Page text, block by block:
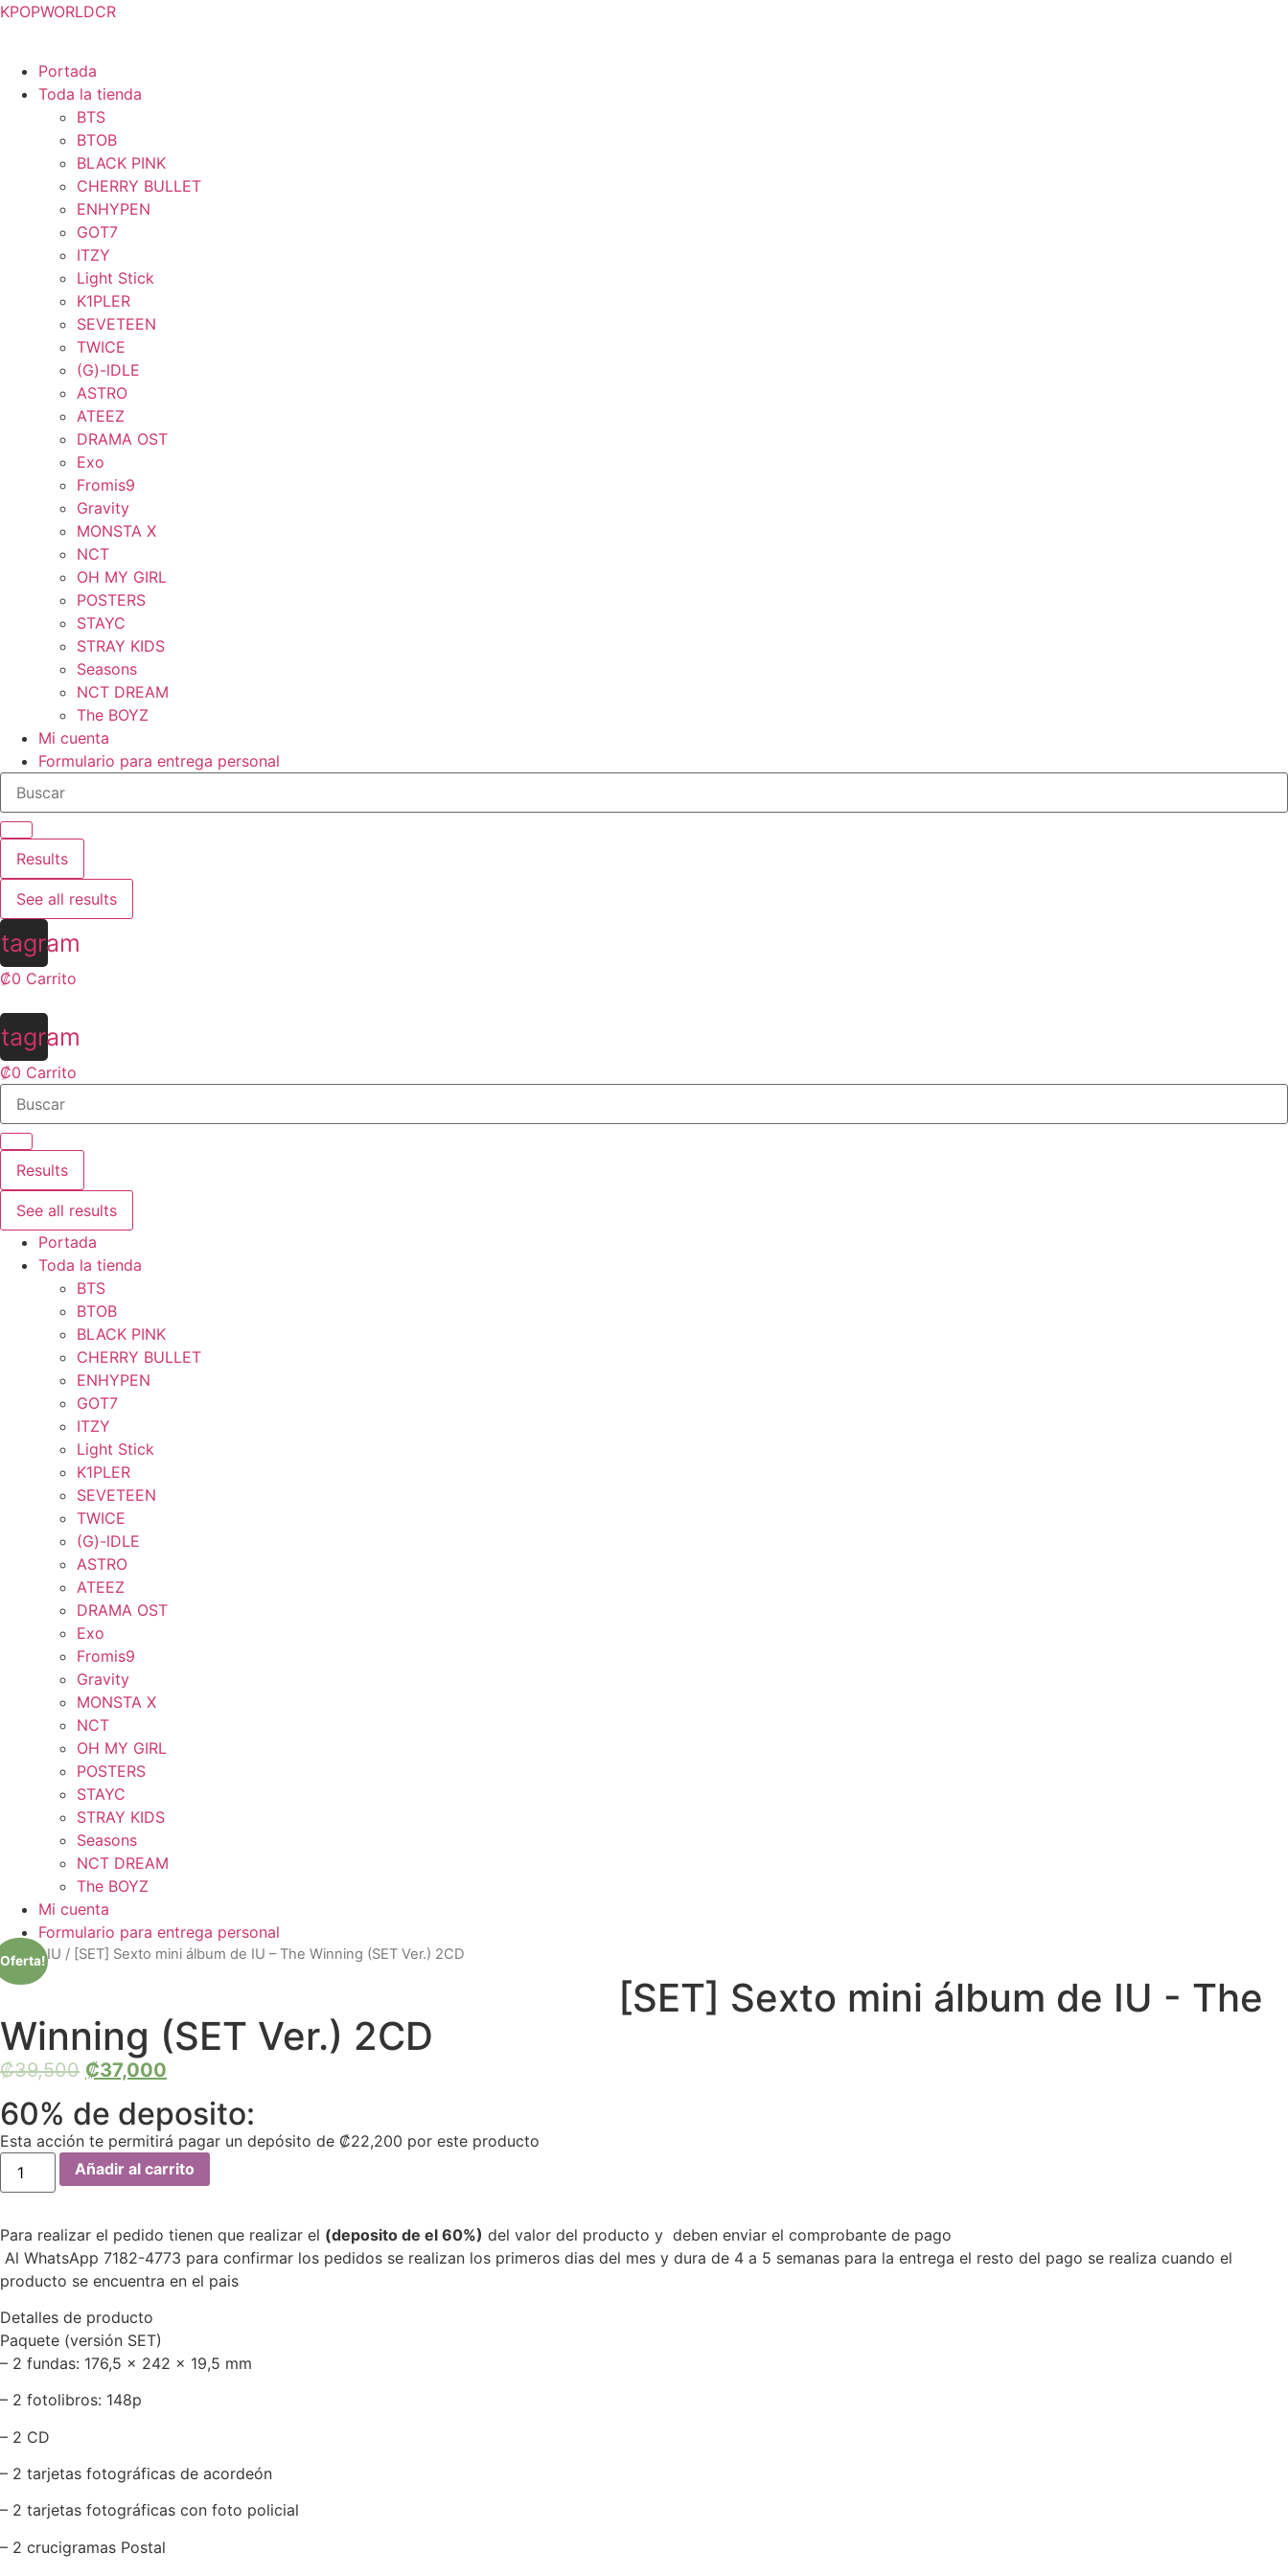
KPOPWORLDCR
Portada
Toda la tienda
BTS
BTOB
BLACK PINK
CHERRY BULLET
ENHYPEN
GOT7
ITZY
Light Stick
K1PLER
SEVETEEN
TWICE
(G)-lDLE
ASTRO
ATEEZ
DRAMA OST
Exo
Fromis9
Gravity
MONSTA X
NCT
OH MY GIRL
POSTERS
STAYC
STRAY KIDS
Seasons
NCT DREAM
The BOYZ
Mi cuenta
Formulario para entrega personal
Results
See all results
₡0 Carrito
₡0 Carrito
Results
See all results
Portada
Toda la tienda
BTS
BTOB
BLACK PINK
CHERRY BULLET
ENHYPEN
GOT7
ITZY
Light Stick
K1PLER
SEVETEEN
TWICE
(G)-lDLE
ASTRO
ATEEZ
DRAMA OST
Exo
Fromis9
Gravity
MONSTA X
NCT
OH MY GIRL
POSTERS
STAYC
STRAY KIDS
Seasons
NCT DREAM
The BOYZ
Mi cuenta
Formulario para entrega personal
Inicio/IU / [SET] Sexto mini álbum de IU – The Winning (SET Ver.) 2CD
[SET] Sexto mini álbum de IU - The
Winning (SET Ver.) 2CD
₡39,500 ₡37,000
60% de deposito:
Esta acción te permitirá pagar un depósito de ₡22,200 por este producto
[SET]
Sexto
mini
IU
The
Winning
(SET
Ver.)
2CD
cantidad
Añadir al carrito
Para realizar el pedido tienen que realizar el (deposito de el 60%) del valor del producto y deben enviar el comprobante de pago
Al WhatsApp 7182-4773 para confirmar los pedidos se realizan los primeros dias del mes y dura de 4 a 5 semanas para la entrega el resto del pago se realiza cuando el
producto se encuentra en el pais
Detalles de producto
Paquete (versión SET)
– 2 fundas: 176,5 x 242 x 19,5 mm
– 2 fotolibros: 148p
– 2 CD
– 2 tarjetas fotográficas de acordeón
– 2 tarjetas fotográficas con foto policial
– 2 crucigramas Postal